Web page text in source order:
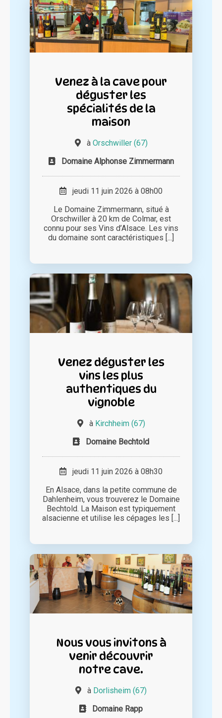
Venez à la cave pour
déguster les
spécialités de la
maison
à Orschwiller (67)
Domaine Alphonse Zimmermann
jeudi 11 juin 2026 à 08h00
Le Domaine Zimmermann, situé à
Orschwiller à 20 km de Colmar, est
connu pour ses Vins d’Alsace. Les vins
du domaine sont caractéristiques [...]
Venez déguster les
vins les plus
authentiques du
vignoble
à Kirchheim (67)
Domaine Bechtold
jeudi 11 juin 2026 à 08h30
En Alsace, dans la petite commune de
Dahlenheim, vous trouverez le Domaine
Bechtold. La Maison est typiquement
alsacienne et utilise les cépages les [...]
Nous vous invitons à
venir découvrir
notre cave.
à Dorlisheim (67)
Domaine Rapp